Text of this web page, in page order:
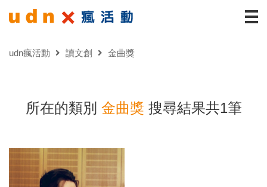
udn瘋活動 讀文創 金曲獎
所在的類別 金曲獎 搜尋結果共1筆